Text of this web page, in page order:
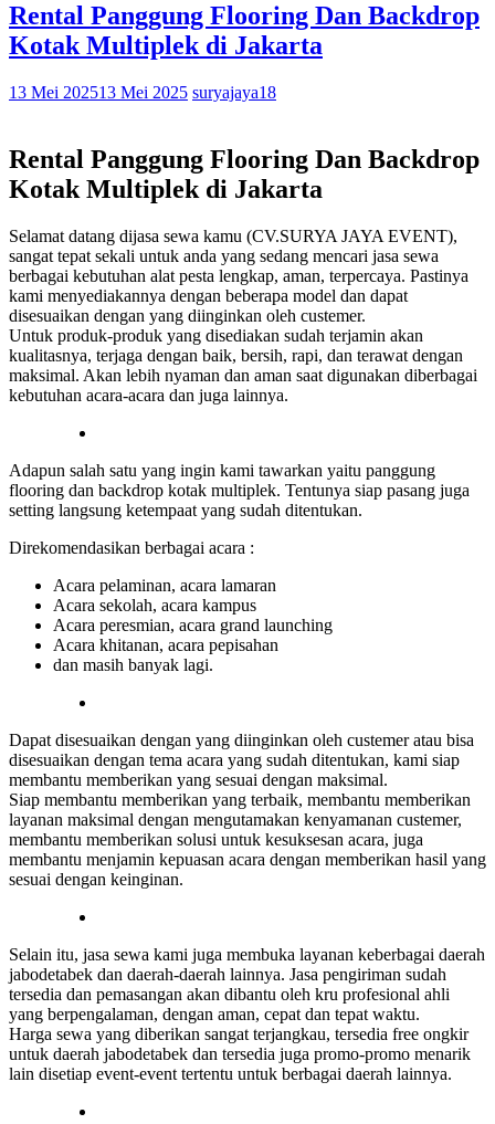
Rental Panggung Flooring Dan Backdrop
Kotak Multiplek di Jakarta
13 Mei 202513 Mei 2025 suryajaya18
Rental Panggung Flooring Dan Backdrop
Kotak Multiplek di Jakarta
Selamat datang dijasa sewa kamu (CV.SURYA JAYA EVENT),
sangat tepat sekali untuk anda yang sedang mencari jasa sewa
berbagai kebutuhan alat pesta lengkap, aman, terpercaya. Pastinya
kami menyediakannya dengan beberapa model dan dapat
disesuaikan dengan yang diinginkan oleh custemer.
Untuk produk-produk yang disediakan sudah terjamin akan
kualitasnya, terjaga dengan baik, bersih, rapi, dan terawat dengan
maksimal. Akan lebih nyaman dan aman saat digunakan diberbagai
kebutuhan acara-acara dan juga lainnya.
Adapun salah satu yang ingin kami tawarkan yaitu panggung
flooring dan backdrop kotak multiplek. Tentunya siap pasang juga
setting langsung ketempaat yang sudah ditentukan.
Direkomendasikan berbagai acara :
Acara pelaminan, acara lamaran
Acara sekolah, acara kampus
Acara peresmian, acara grand launching
Acara khitanan, acara pepisahan
dan masih banyak lagi.
Dapat disesuaikan dengan yang diinginkan oleh custemer atau bisa
disesuaikan dengan tema acara yang sudah ditentukan, kami siap
membantu memberikan yang sesuai dengan maksimal.
Siap membantu memberikan yang terbaik, membantu memberikan
layanan maksimal dengan mengutamakan kenyamanan custemer,
membantu memberikan solusi untuk kesuksesan acara, juga
membantu menjamin kepuasan acara dengan memberikan hasil yang
sesuai dengan keinginan.
Selain itu, jasa sewa kami juga membuka layanan keberbagai daerah
jabodetabek dan daerah-daerah lainnya. Jasa pengiriman sudah
tersedia dan pemasangan akan dibantu oleh kru profesional ahli
yang berpengalaman, dengan aman, cepat dan tepat waktu.
Harga sewa yang diberikan sangat terjangkau, tersedia free ongkir
untuk daerah jabodetabek dan tersedia juga promo-promo menarik
lain disetiap event-event tertentu untuk berbagai daerah lainnya.